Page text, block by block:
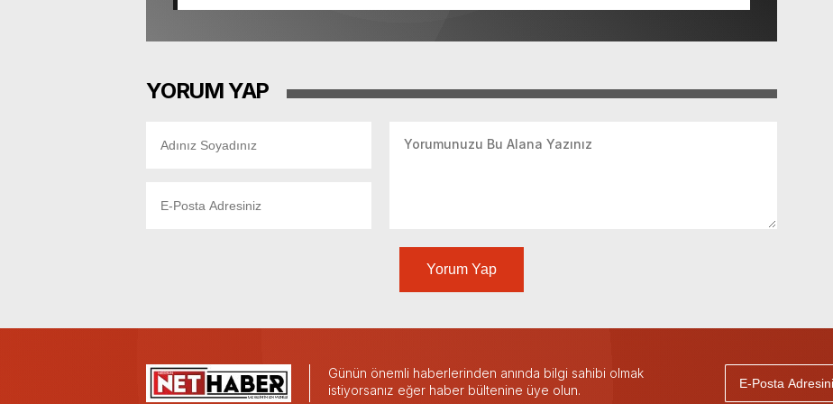
yüzde 24’te kalırken, projenin maliyeti 4,3 milyar TL’den 101,4 milyar TL’ye
YORUM YAP
Yorum Yap
Günün önemli haberlerinden anında bilgi sahibi olmak
istiyorsanız eğer haber bültenine üye olun.